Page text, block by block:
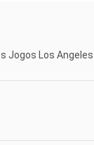
Jogos Los